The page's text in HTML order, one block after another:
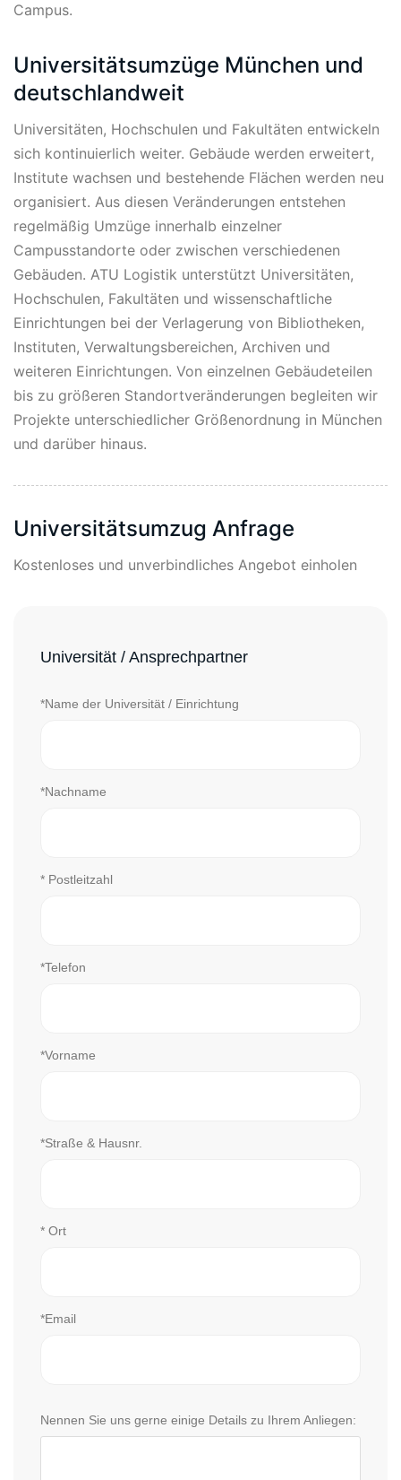
Campus.
Universitätsumzüge München und
deutschlandweit
Universitäten, Hochschulen und Fakultäten entwickeln
sich kontinuierlich weiter. Gebäude werden erweitert,
Institute wachsen und bestehende Flächen werden neu
organisiert. Aus diesen Veränderungen entstehen
regelmäßig Umzüge innerhalb einzelner
Campusstandorte oder zwischen verschiedenen
Gebäuden. ATU Logistik unterstützt Universitäten,
Hochschulen, Fakultäten und wissenschaftliche
Einrichtungen bei der Verlagerung von Bibliotheken,
Instituten, Verwaltungsbereichen, Archiven und
weiteren Einrichtungen. Von einzelnen Gebäudeteilen
bis zu größeren Standortveränderungen begleiten wir
Projekte unterschiedlicher Größenordnung in München
und darüber hinaus.
Universitätsumzug Anfrage
Kostenloses und unverbindliches Angebot einholen
Universität / Ansprechpartner
*Name der Universität / Einrichtung
*Nachname
* Postleitzahl
*Telefon
*Vorname
*Straße & Hausnr.
* Ort
*Email
Nennen Sie uns gerne einige Details zu Ihrem Anliegen: